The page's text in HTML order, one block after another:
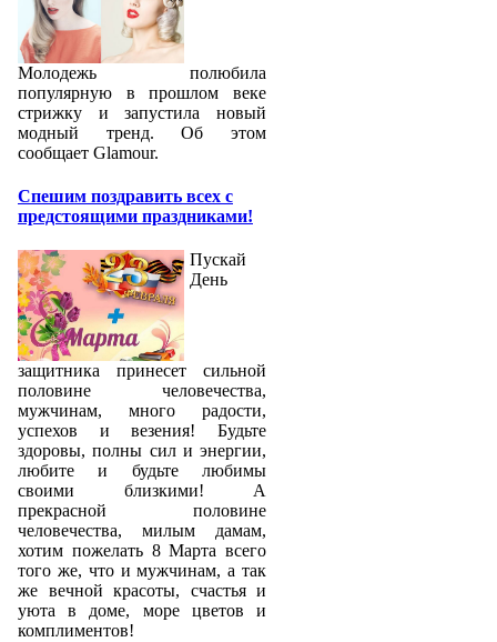
Молодежь полюбила
популярную в прошлом веке
стрижку и запустила новый
модный тренд. Об этом
сообщает Glamour.
Спешим поздравить всех с
предстоящими праздниками!
Пускай
День
защитника принесет сильной
половине человечества,
мужчинам, много радости,
успехов и везения! Будьте
здоровы, полны сил и энергии,
любите и будьте любимы
своими близкими! А
прекрасной половине
человечества, милым дамам,
хотим пожелать 8 Марта всего
того же, что и мужчинам, а так
же вечной красоты, счастья и
уюта в доме, море цветов и
комплиментов!